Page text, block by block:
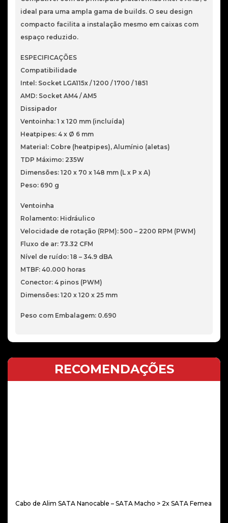
ideal para uma ampla gama de builds. O seu design
compacto facilita a instalação mesmo em caixas com
espaço reduzido.
ESPECIFICAÇÕES
Compatibilidade
Intel: Socket LGA115x / 1200 / 1700 / 1851
AMD: Socket AM4 / AM5
Dissipador
Ventoinha: 1 x 120 mm (incluída)
Heatpipes: 4 x Ø 6 mm
Material: Cobre (heatpipes), Alumínio (aletas)
TDP Máximo: 235W
Dimensões: 120 x 70 x 148 mm (L x P x A)
Peso: 690 g
Ventoinha
Rolamento: Hidráulico
Velocidade de rotação (RPM): 500 – 2200 RPM (PWM)
Fluxo de ar: 73.32 CFM
Nível de ruído: 18 – 34.9 dBA
MTBF: 40.000 horas
Conector: 4 pinos (PWM)
Dimensões: 120 x 120 x 25 mm
Peso com Embalagem: 0.690
RECOMENDAÇÕES
Cabo de Alim SATA Nanocable – SATA Macho > 2x SATA Femea